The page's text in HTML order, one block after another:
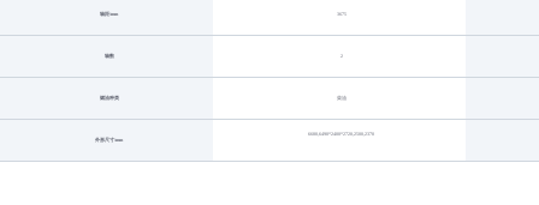
轴距/mm 3675
轴数 2
燃油种类 柴油
外形尺寸/mm
6680,6490*2400*2720,2500,2370